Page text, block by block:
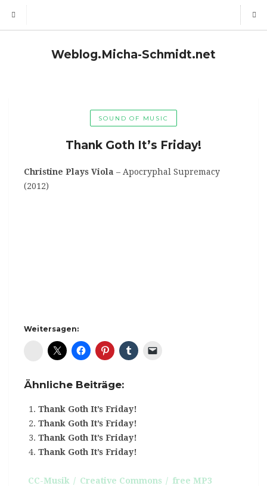
Weblog.Micha-Schmidt.net
SOUND OF MUSIC
Thank Goth It’s Friday!
Christine Plays Viola – Apocryphal Supremacy
(2012)
Weitersagen:
Diaspora*
Ähnliche Beiträge:
Thank Goth It’s Friday!
Thank Goth It’s Friday!
Thank Goth It’s Friday!
Thank Goth It’s Friday!
CC-Musik Creative Commons
free MP3